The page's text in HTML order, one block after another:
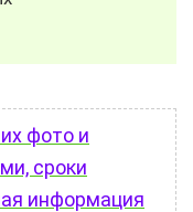
фото и
сроки
информация